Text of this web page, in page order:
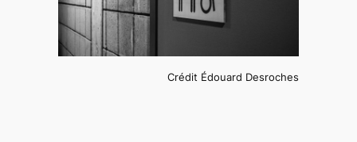
Crédit Édouard Desroches